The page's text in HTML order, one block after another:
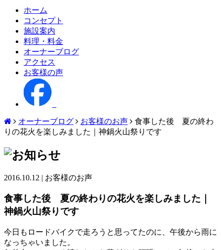
ホーム
コンセプト
施設案内
料理・料金
オーナーブログ
アクセス
お客様の声
オーナーブログ お客様のお声
食事した後 夏の終わ
りの花火を楽しみました｜神鍋火山祭りです
2016.10.12 | お客様のお声
食事した後 夏の終わりの花火を楽しみました｜
神鍋火山祭りです
今日もロードバイクで走ろうと思ってたのに、午後から雨に
なっちゃいました。